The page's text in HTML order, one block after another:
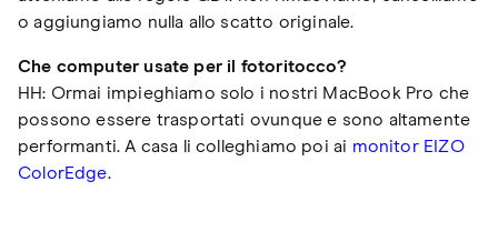
o aggiungiamo nulla allo scatto originale.
Che computer usate per il fotoritocco?
HH: Ormai impieghiamo solo i nostri MacBook Pro che
possono essere trasportati ovunque e sono altamente
performanti. A casa li colleghiamo poi ai monitor EIZO
ColorEdge.